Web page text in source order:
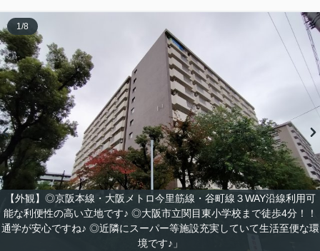
【外観】◎京阪本線・大阪メトロ今里筋線・谷町線３WAY沿線利用可
能な利便性の高い立地です♪ ◎大阪市立関目東小学校まで徒歩4分！！
通学が安心ですね♪ ◎近隣にスーパー等施設充実していて生活至便な環
境です♪」
1/8